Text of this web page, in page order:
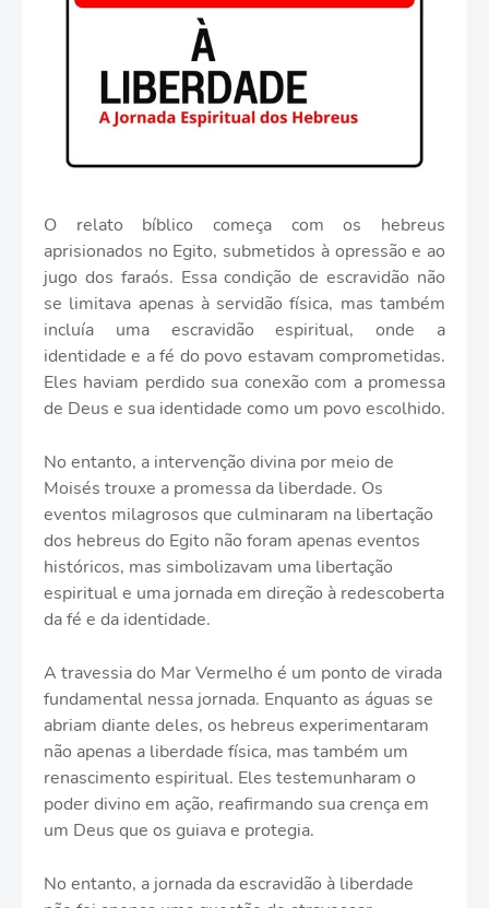
O relato bíblico começa com os hebreus
aprisionados no Egito, submetidos à opressão e ao
jugo dos faraós. Essa condição de escravidão não
se limitava apenas à servidão física, mas também
incluía uma escravidão espiritual, onde a
identidade e a fé do povo estavam comprometidas.
Eles haviam perdido sua conexão com a promessa
de Deus e sua identidade como um povo escolhido.
No entanto, a intervenção divina por meio de
Moisés trouxe a promessa da liberdade. Os
eventos milagrosos que culminaram na libertação
dos hebreus do Egito não foram apenas eventos
históricos, mas simbolizavam uma libertação
espiritual e uma jornada em direção à redescoberta
da fé e da identidade.
A travessia do Mar Vermelho é um ponto de virada
fundamental nessa jornada. Enquanto as águas se
abriam diante deles, os hebreus experimentaram
não apenas a liberdade física, mas também um
renascimento espiritual. Eles testemunharam o
poder divino em ação, reafirmando sua crença em
um Deus que os guiava e protegia.
No entanto, a jornada da escravidão à liberdade